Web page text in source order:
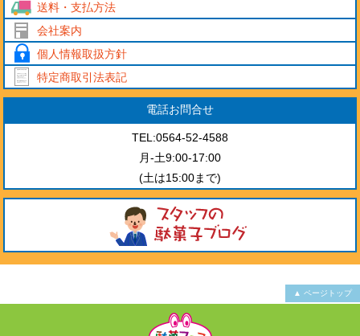
送料・支払方法
会社案内
個人情報取扱方針
特定商取引法表記
電話お問合せ
TEL:0564-52-4588
月-土9:00-17:00
(土は15:00まで)
▲ ページトップ